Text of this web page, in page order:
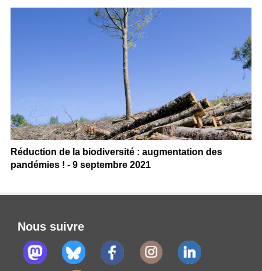
Réduction de la biodiversité : augmentation des
pandémies ! - 9 septembre 2021
Nous suivre